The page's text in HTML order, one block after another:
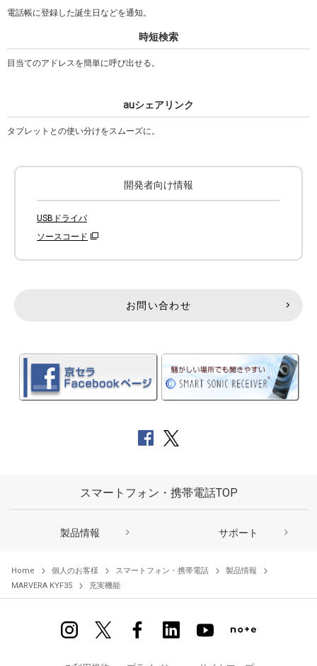
電話帳に登録した誕生日などを通知。
時短検索
目当てのアドレスを簡単に呼び出せる。
auシェアリンク
タブレットとの使い分けをスムーズに。
開発者向け情報
USBドライバ
ソースコード
お問い合わせ
スマートフォン・携帯電話TOP
製品情報 サポート
Home 個人のお客様 スマートフォン・携帯電話
製品情報
MARVERA KYF35
充実機能